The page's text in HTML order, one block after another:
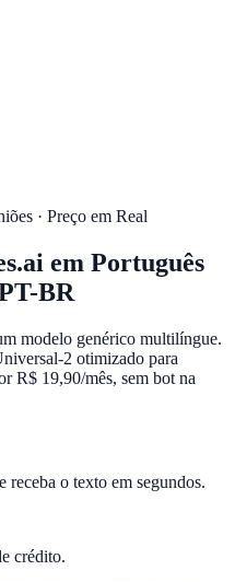
· Preço em Real
em Português
BR
modelo genérico multilíngue.
2 otimizado para
R$ 19,90/mês, sem bot na
receba o texto em segundos.
crédito.